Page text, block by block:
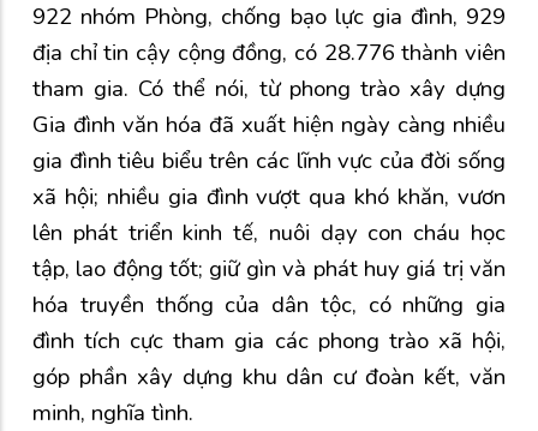
922 nhóm Phòng, chống bạo lực gia đình, 929
địa chỉ tin cậy cộng đồng, có 28.776 thành viên
tham gia. Có thể nói, từ phong trào xây dựng
Gia đình văn hóa đã xuất hiện ngày càng nhiều
gia đình tiêu biểu trên các lĩnh vực của đời sống
xã hội; nhiều gia đình vượt qua khó khăn, vươn
lên phát triển kinh tế, nuôi dạy con cháu học
tập, lao động tốt; giữ gìn và phát huy giá trị văn
hóa truyền thống của dân tộc, có những gia
đình tích cực tham gia các phong trào xã hội,
góp phần xây dựng khu dân cư đoàn kết, văn
minh, nghĩa tình.